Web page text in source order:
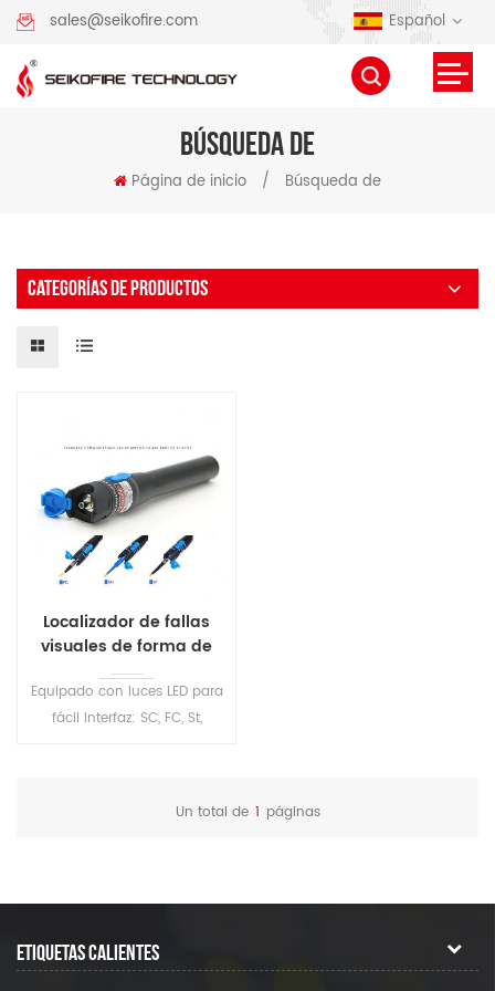
sales@seikofire.com Español
BÚSQUEDA DE
Página de inicio / Búsqueda de
CATEGORÍAS DE PRODUCTOS
Localizador de fallas
visuales de forma de
pluma VFL S205
Equipado con luces LED para
fácil Interfaz: SC, FC, St,
Un total de 1 páginas
ETIQUETAS CALIENTES